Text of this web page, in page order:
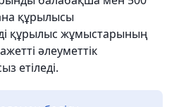
құрылысы
құрылыс жұмыстарының
әлеуметтік
етіледі.